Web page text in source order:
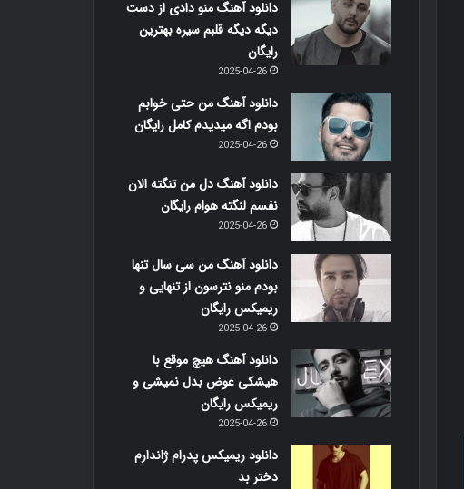
دانلود آهنگ منو دادی از دست
دیگه دیگه قلبم سیره بهترین
رایگان
2025-04-26
دانلود آهنگ من حتی خوابم
بودم اگه میدیدم کامل رایگان
2025-04-26
دانلود آهنگ دل من تنگته الان
نفسم لنگته هوام رایگان
2025-04-26
دانلود آهنگ من سی سال تنها
بودم منو نترسون از تنهایی و
ریمیکس رایگان
2025-04-26
دانلود آهنگ هیچ موقع با
هیشکی عوض بدل نمیشی و
ریمیکس رایگان
2025-04-26
دانلود ریمیکس پدرام ژاندارم
دختر بد